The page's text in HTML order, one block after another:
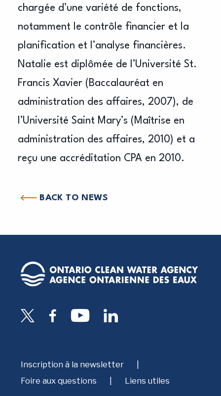
chargée d’une variété de fonctions,
notamment le contrôle financier et la
planification et l’analyse financières.
Natalie est diplômée de l’Université St.
Francis Xavier (Baccalauréat en
administration des affaires, 2007), de
l’Université Saint Mary’s (Maîtrise en
administration des affaires, 2010) et a
reçu une accréditation CPA en 2010.
BACK TO NEWS
Inscription à la newsletter
Foire aux questions
Liens utiles